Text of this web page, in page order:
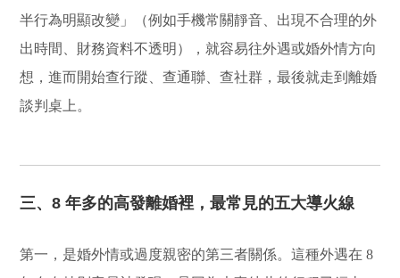
半行為明顯改變」（例如手機常關靜音、出現不合理的外
出時間、財務資料不透明），就容易往外遇或婚外情方向
想，進而開始查行蹤、查通聯、查社群，最後就走到離婚
談判桌上。
三、8 年多的高發離婚裡，最常見的五大導火線
第一，是婚外情或過度親密的第三者關係。這種外遇在 8